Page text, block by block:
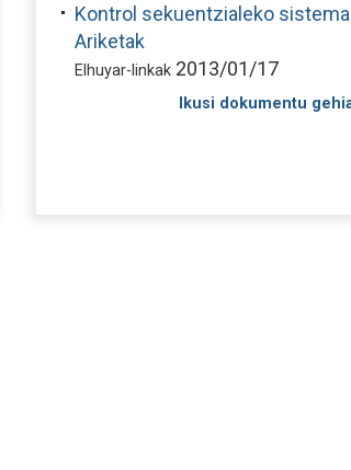
Kontrol sekuentzialeko
Ariketak
Elhuyar-linkak 2013/01/17
Ikusi dokumentu